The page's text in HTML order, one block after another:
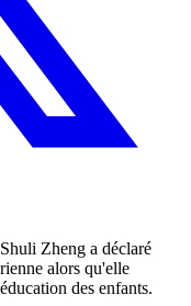
Zheng a déclaré
alors qu'elle
des enfants.